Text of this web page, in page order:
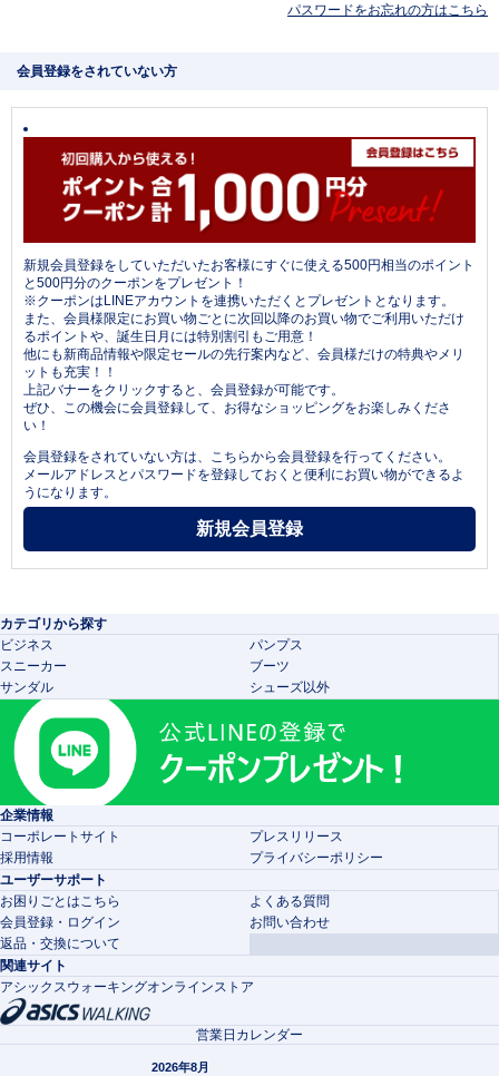
パスワードをお忘れの方はこちら
会員登録をされていない方
新規会員登録をしていただいたお客様にすぐに使える500円相当のポイント
と500円分のクーポンをプレゼント！
※クーポンはLINEアカウントを連携いただくとプレゼントとなります。
また、会員様限定にお買い物ごとに次回以降のお買い物でご利用いただけ
るポイントや、誕生日月には特別割引もご用意！
他にも新商品情報や限定セールの先行案内など、会員様だけの特典やメリ
ットも充実！！
上記バナーをクリックすると、会員登録が可能です。
ぜひ、この機会に会員登録して、お得なショッピングをお楽しみくださ
い！
会員登録をされていない方は、こちらから会員登録を行ってください。
メールアドレスとパスワードを登録しておくと便利にお買い物ができるよ
うになります。
カテゴリから探す
ビジネス
パンプス
スニーカー
ブーツ
サンダル
シューズ以外
企業情報
コーポレートサイト
プレスリリース
採用情報
プライバシーポリシー
ユーザーサポート
お困りごとはこちら
よくある質問
会員登録・ログイン
お問い合わせ
返品・交換について
関連サイト
アシックスウォーキングオンラインストア
営業日カレンダー
2026年8月